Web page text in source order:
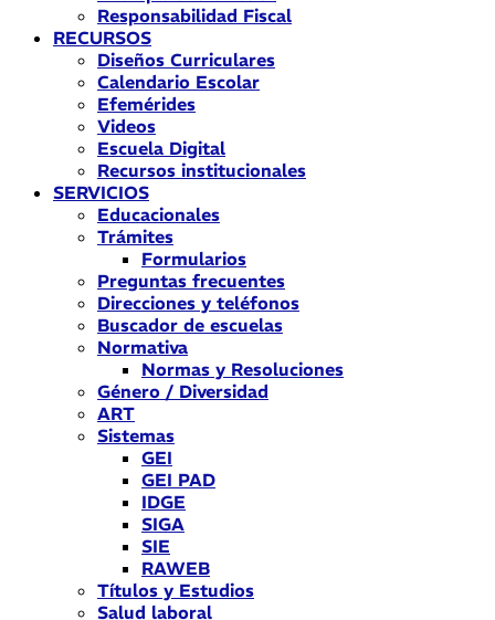
Responsabilidad Fiscal
RECURSOS
Diseños Curriculares
Calendario Escolar
Efemérides
Videos
Escuela Digital
Recursos institucionales
SERVICIOS
Educacionales
Trámites
Formularios
Preguntas frecuentes
Direcciones y teléfonos
Buscador de escuelas
Normativa
Normas y Resoluciones
Género / Diversidad
ART
Sistemas
GEI
GEI PAD
IDGE
SIGA
SIE
RAWEB
Títulos y Estudios
Salud laboral